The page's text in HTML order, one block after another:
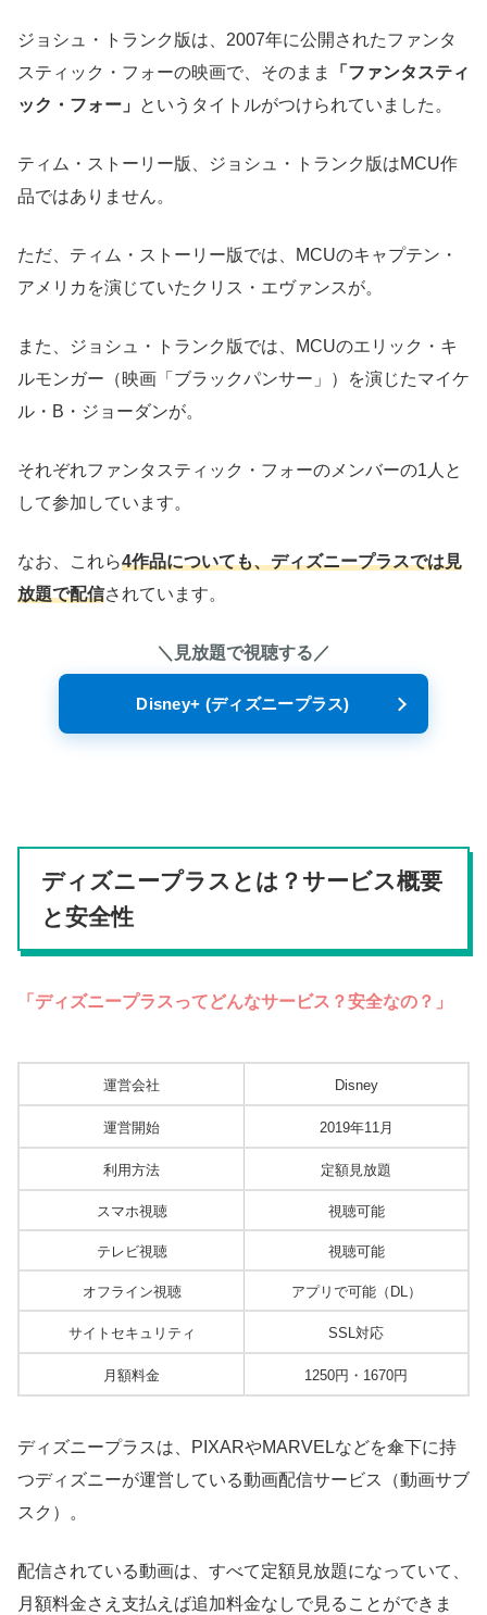
ジョシュ・トランク版は、2007年に公開されたファンタ
スティック・フォーの映画で、そのまま
「ファンタスティ
ック・フォー」
というタイトルがつけられていました。
ティム・ストーリー版、ジョシュ・トランク版はMCU作
品ではありません。
ただ、ティム・ストーリー版では、MCUのキャプテン・
アメリカを演じていたクリス・エヴァンスが。
また、ジョシュ・トランク版では、MCUのエリック・キ
ルモンガー（映画「ブラックパンサー」）を演じたマイケ
ル・B・ジョーダンが。
それぞれファンタスティック・フォーのメンバーの1人と
して参加しています。
なお、これら4作品についても、ディズニープラスでは見
放題で配信されています。
＼見放題で視聴する／
Disney+ (ディズニープラス)
ディズニープラスとは？サービス概要
と安全性
「ディズニープラスってどんなサービス？安全なの？」
運営会社 Disney
運営開始 2019年11月
利用方法 定額見放題
スマホ視聴 視聴可能
テレビ視聴 視聴可能
オフライン視聴 アプリで可能（DL）
サイトセキュリティ SSL対応
月額料金 1250円・1670円
ディズニープラスは、PIXARやMARVELなどを傘下に持
つディズニーが運営している動画配信サービス（動画サブ
スク）。
配信されている動画は、すべて定額見放題になっていて、
月額料金さえ支払えば追加料金なしで見ることができま